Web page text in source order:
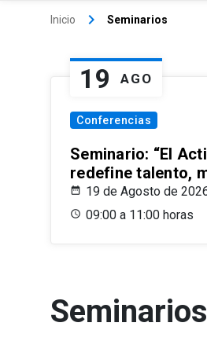
Inicio keyboard_arrow_right Seminarios
19 AGO
Conferencias
Seminario: “El
redefine talento,
19 de Agosto de
09:00 a 11:00 horas
Seminarios